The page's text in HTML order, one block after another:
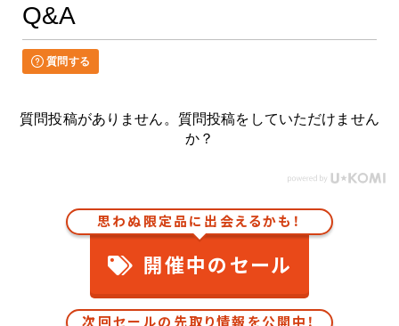
Q&A
質問する
質問投稿がありません。質問投稿をしていただけません
か？
思わぬ限定品に出会えるかも！
開催中のセール
次回セールの先取り情報を公開中！